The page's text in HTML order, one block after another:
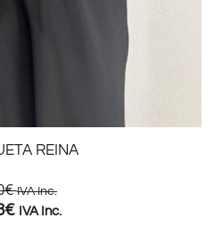
REINA
€ IVA Inc.
€ IVA Inc.